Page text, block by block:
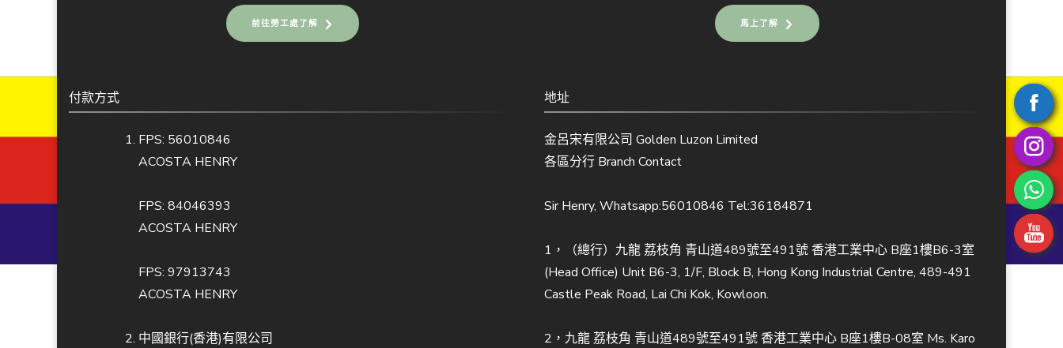
前往勞工處了解
付款方式
FPS: 56010846
ACOSTA HENRY
FPS: 84046393
ACOSTA HENRY
FPS: 97913743
ACOSTA HENRY
中國銀行(香港)有限公司
馬上了解
地址
金呂宋有限公司 Golden Luzon Limited
各區分行 Branch Contact
Sir Henry, Whatsapp:56010846 Tel:36184871
1，（總行）九龍 荔枝角 青山道489號至491號 香港工業中心 B座1樓B6-3室
(Head Office) Unit B6-3, 1/F, Block B, Hong Kong Industrial Centre, 489-491
Castle Peak Road, Lai Chi Kok, Kowloon.
2，九龍 荔枝角 青山道489號至491號 香港工業中心 B座1樓B-08室 Ms. Karo